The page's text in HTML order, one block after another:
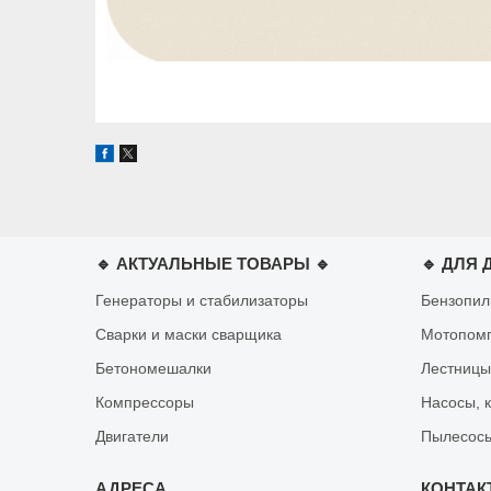
🔹 АКТУАЛЬНЫЕ ТОВАРЫ 🔹
Генераторы и стабилизаторы
Сварки и маски сварщика
Бетономешалки
Компрессоры
Двигатели
🔹 ДЛЯ
Насосы,